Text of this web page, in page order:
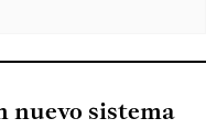
nuevo sistema